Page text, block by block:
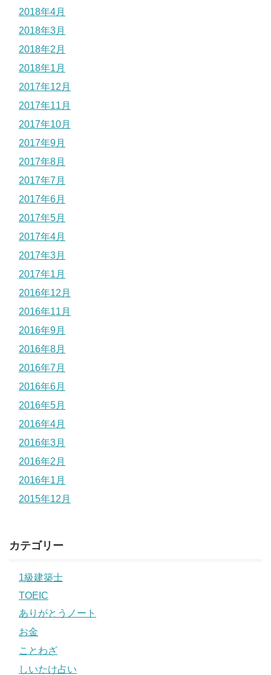
2018年4月
2018年3月
2018年2月
2018年1月
2017年12月
2017年11月
2017年10月
2017年9月
2017年8月
2017年7月
2017年6月
2017年5月
2017年4月
2017年3月
2017年1月
2016年12月
2016年11月
2016年9月
2016年8月
2016年7月
2016年6月
2016年5月
2016年4月
2016年3月
2016年2月
2016年1月
2015年12月
カテゴリー
1級建築士
TOEIC
ありがとうノート
お金
ことわざ
しいたけ占い